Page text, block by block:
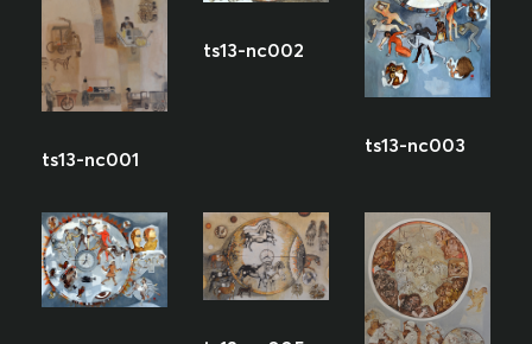
ts13-nc001
ts13-nc002
ts13-nc003